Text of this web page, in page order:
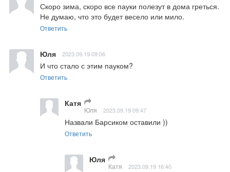
Скоро зима, скоро все пауки полезут в дома греться.
Не думаю, что это будет весело или мило.
Ответить
Юля 2023.09.19 09:06
И что стало с этим пауком?
Ответить
Катя
Юля 2023.09.19 09:47
Назвали Барсиком оставили ))
Ответить
Юля
Катя 2023.09.19 16:40